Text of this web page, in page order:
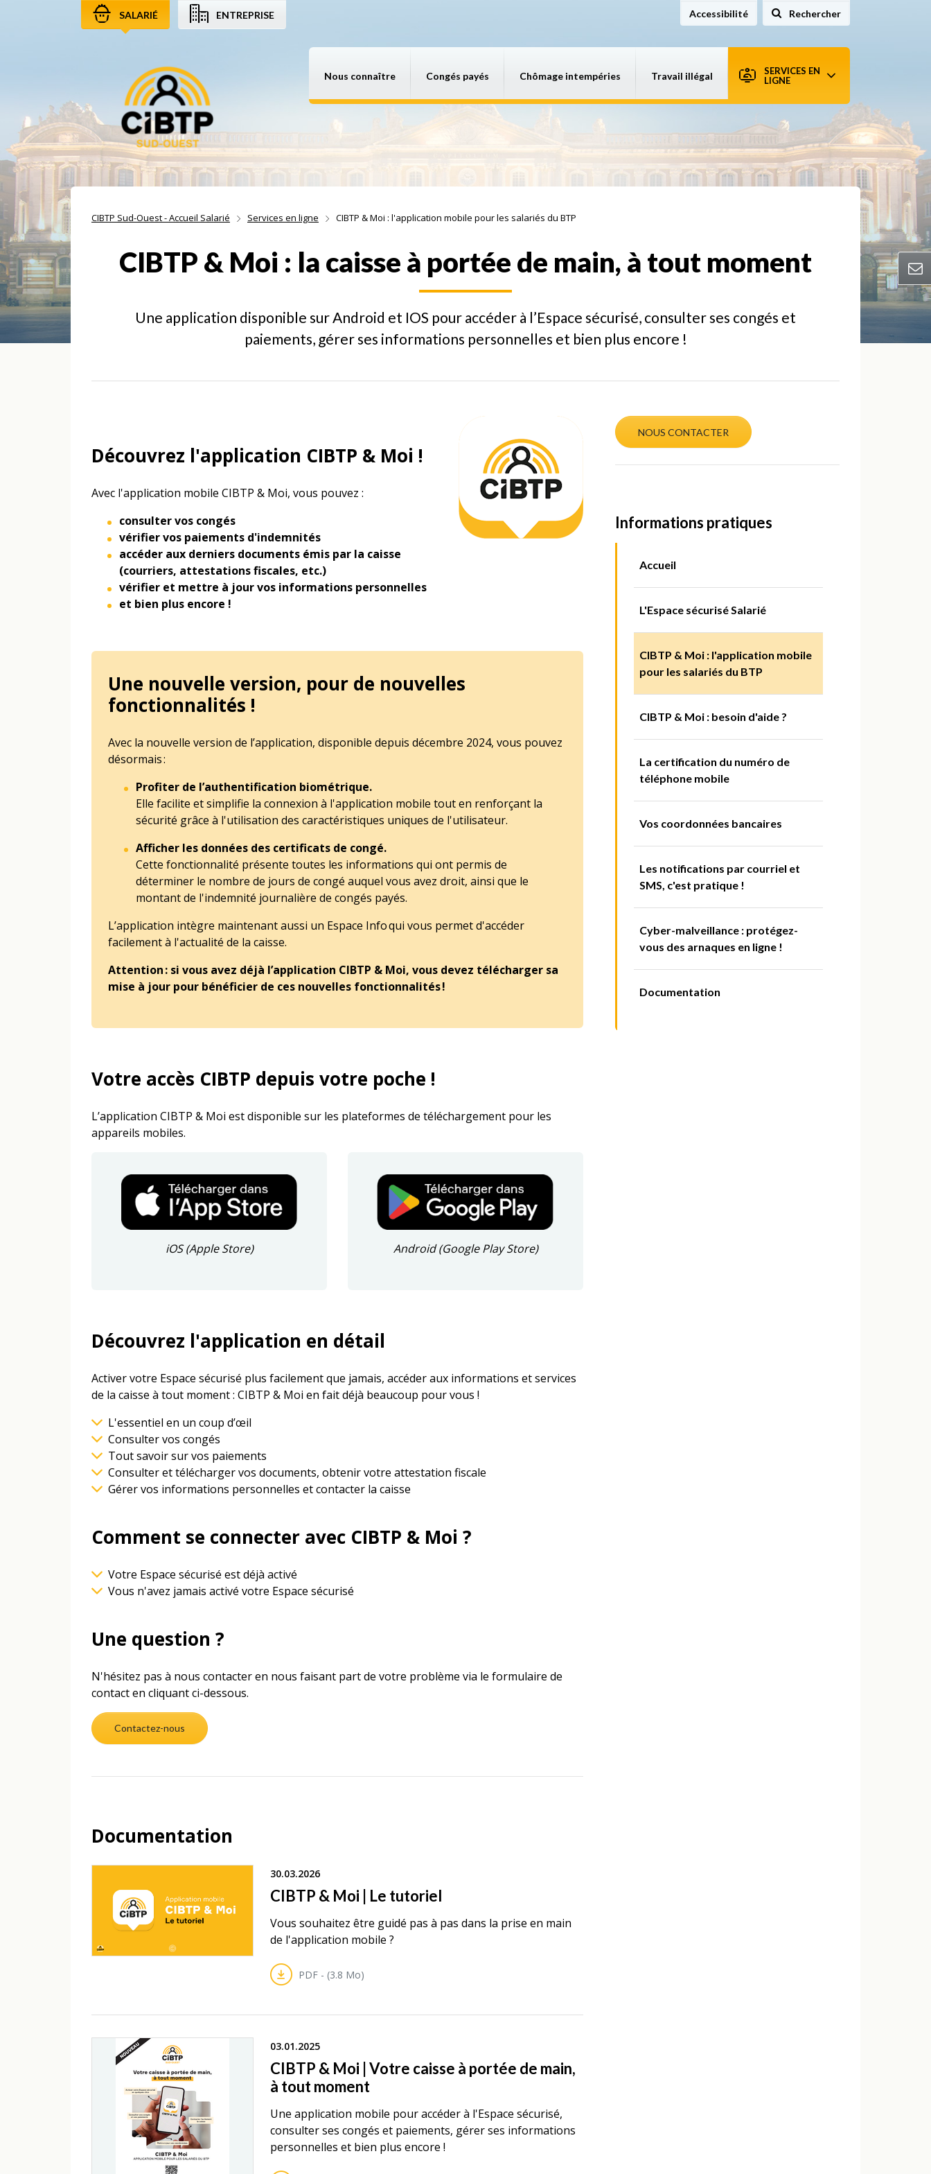
Aller au contenu
Aller à la recherche
Aller à la navigation
SALARIÉ ENTREPRISE Accessibilité Rechercher
Nous connaître Congés payés Chômage intempéries Travail illégal
SERVICES EN
LIGNE
CIBTP Sud-Ouest - Accueil Salarié Services en ligne CIBTP & Moi : l'application mobile pour les salariés du BTP
CIBTP & Moi : la caisse à portée de main, à tout moment
Une application disponible sur Android et IOS pour accéder à l’Espace sécurisé, consulter ses congés et
paiements, gérer ses informations personnelles et bien plus encore !
Découvrez l'application CIBTP & Moi !
Avec l'application mobile CIBTP & Moi, vous pouvez :
consulter vos congés
vérifier vos paiements d'indemnités
accéder aux derniers documents émis par la caisse
(courriers, attestations fiscales, etc.)
vérifier et mettre à jour vos informations personnelles
et bien plus encore !
Une nouvelle version, pour de nouvelles
fonctionnalités !
Avec la nouvelle version de l’application, disponible depuis décembre 2024, vous pouvez
désormais :
Profiter de l’authentification biométrique.
Elle facilite et simplifie la connexion à l'application mobile tout en renforçant la
sécurité grâce à l'utilisation des caractéristiques uniques de l'utilisateur.
Afficher les données des certificats de congé.
Cette fonctionnalité présente toutes les informations qui ont permis de
déterminer le nombre de jours de congé auquel vous avez droit, ainsi que le
montant de l'indemnité journalière de congés payés.
L’application intègre maintenant aussi un Espace Info qui vous permet d'accéder
facilement à l'actualité de la caisse.
Attention : si vous avez déjà l’application CIBTP & Moi, vous devez télécharger sa
mise à jour pour bénéficier de ces nouvelles fonctionnalités !
Votre accès CIBTP depuis votre poche !
L’application CIBTP & Moi est disponible sur les plateformes de téléchargement pour les
appareils mobiles.
iOS (Apple Store) Android (Google Play Store)
Découvrez l'application en détail
Activer votre Espace sécurisé plus facilement que jamais, accéder aux informations et services
de la caisse à tout moment : CIBTP & Moi en fait déjà beaucoup pour vous !
L'essentiel en un coup d’œil
Consulter vos congés
Tout savoir sur vos paiements
Consulter et télécharger vos documents, obtenir votre attestation fiscale
Gérer vos informations personnelles et contacter la caisse
Comment se connecter avec CIBTP & Moi ?
Votre Espace sécurisé est déjà activé
Vous n'avez jamais activé votre Espace sécurisé
Une question ?
N'hésitez pas à nous contacter en nous faisant part de votre problème via le formulaire de
contact en cliquant ci-dessous.
Contactez-nous
Documentation
30.03.2026
CIBTP & Moi | Le tutoriel
Vous souhaitez être guidé pas à pas dans la prise en main
de l'application mobile ?
PDF - (3.8 Mo)
03.01.2025
CIBTP & Moi | Votre caisse à portée de main,
à tout moment
Une application mobile pour accéder à l'Espace sécurisé,
consulter ses congés et paiements, gérer ses informations
personnelles et bien plus encore !
NOUS CONTACTER
Informations pratiques
Accueil
L'Espace sécurisé Salarié
CIBTP & Moi : l'application mobile
pour les salariés du BTP
CIBTP & Moi : besoin d'aide ?
La certification du numéro de
téléphone mobile
Vos coordonnées bancaires
Les notifications par courriel et
SMS, c'est pratique !
Cyber-malveillance : protégez-
vous des arnaques en ligne !
Documentation